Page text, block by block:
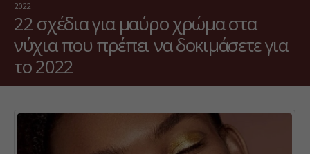
2022
22 σχέδια για μαύρο χρώμα στα
νύχια που πρέπει να δοκιμάσετε για
το 2022